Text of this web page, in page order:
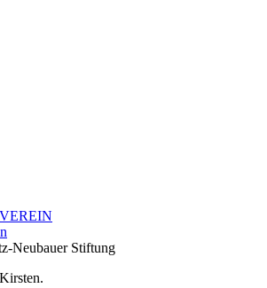
Neubauer Stiftung